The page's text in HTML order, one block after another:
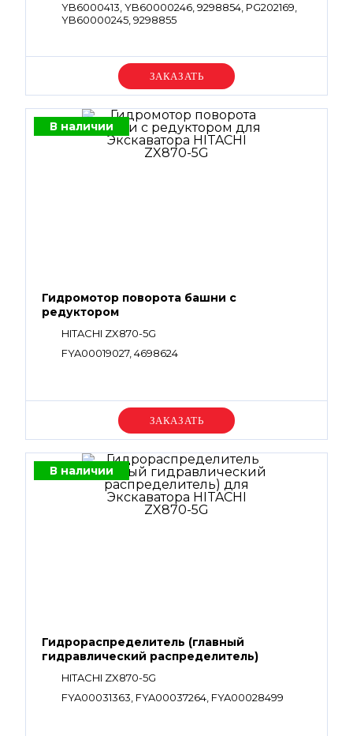
YB6000413, YB60000246, 9298854, PG202169,
YB60000245, 9298855
Уточняйте цену
В наличии
Гидромотор поворота башни с
редуктором
HITACHI ZX870-5G
FYA00019027, 4698624
Уточняйте цену
В наличии
Гидрораспределитель (главный
гидравлический распределитель)
HITACHI ZX870-5G
FYA00031363, FYA00037264, FYA00028499